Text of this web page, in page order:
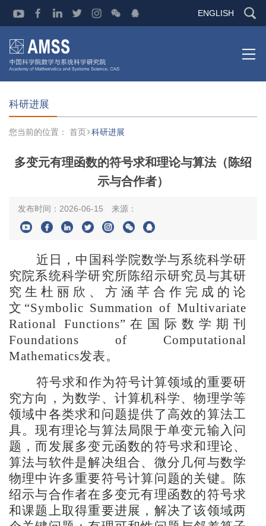
ENGLISH
科研进展
您当前的位置： 首页 科研进展
多变元有理函数的符号求和理论与算法（陈绍
示与合作者）
发布时间：2026-06-15 来源：
近日，中国科学院数学与系统科学研
究院系统科学研究所陈绍示研究员与其研
究生杜丽欣、方涵芊合作完成的论
文 “Symbolic Summation of Multivariate
Rational Functions”在国际数学期刊
Foundations of Computational
Mathematics发表。
符号求和作为符号计算领域的重要研
究方向，为数学、计算机科学、物理学等
领域中各类求和问题提供了高效的算法工
具。现有理论与算法局限于单变元输入问
题，而发展多变元函数的符号求和理论、
算法与软件是解决组合、微分几何与数学
物理中许多重要符号计算问题的关键。陈
绍示与合作者在多变元有理函数的符号求
和课题上取得重要进展，解决了该领域两